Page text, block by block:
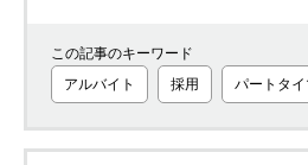
この記事のキーワード
アルバイト
採用 パートタイ